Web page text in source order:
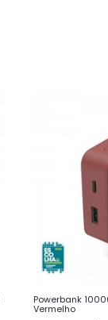
Powerbank
Vermelho